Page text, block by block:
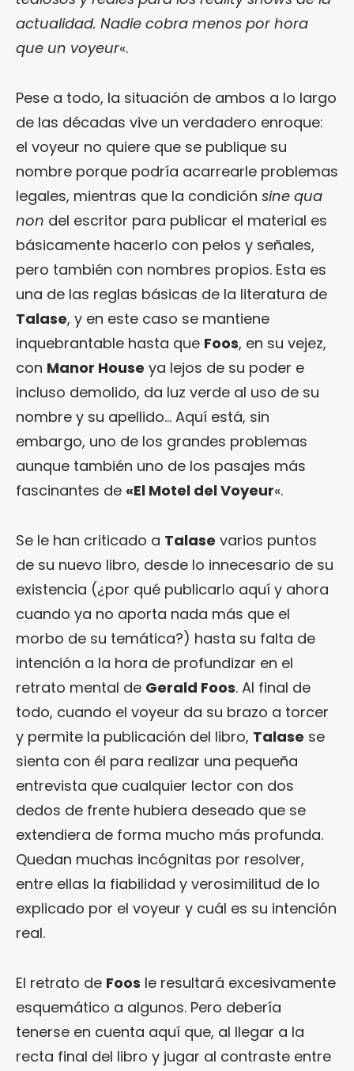
actualidad. Nadie cobra menos por hora
que un voyeur«.
Pese a todo, la situación de ambos a lo largo
de las décadas vive un verdadero enroque:
el voyeur no quiere que se publique su
nombre porque podría acarrearle problemas
legales, mientras que la condición sine qua
non del escritor para publicar el material es
básicamente hacerlo con pelos y señales,
pero también con nombres propios. Esta es
una de las reglas básicas de la literatura de
Talase, y en este caso se mantiene
inquebrantable hasta que Foos, en su vejez,
con Manor House ya lejos de su poder e
incluso demolido, da luz verde al uso de su
nombre y su apellido… Aquí está, sin
embargo, uno de los grandes problemas
aunque también uno de los pasajes más
fascinantes de «El Motel del Voyeur«.
Se le han criticado a Talase varios puntos
de su nuevo libro, desde lo innecesario de su
existencia (¿por qué publicarlo aquí y ahora
cuando ya no aporta nada más que el
morbo de su temática?) hasta su falta de
intención a la hora de profundizar en el
retrato mental de Gerald Foos. Al final de
todo, cuando el voyeur da su brazo a torcer
y permite la publicación del libro, Talase se
sienta con él para realizar una pequeña
entrevista que cualquier lector con dos
dedos de frente hubiera deseado que se
extendiera de forma mucho más profunda.
Quedan muchas incógnitas por resolver,
entre ellas la fiabilidad y verosimilitud de lo
explicado por el voyeur y cuál es su intención
real.
El retrato de Foos le resultará excesivamente
esquemático a algunos. Pero debería
tenerse en cuenta aquí que, al llegar a la
recta final del libro y jugar al contraste entre